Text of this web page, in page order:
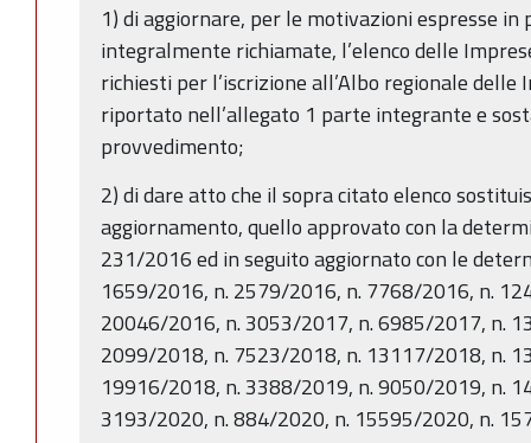
1) di aggiornare, per le motivazioni espresse in
integralmente richiamate, l’elenco delle
richiesti per l’iscrizione all’Albo regionale delle
riportato nell’allegato 1 parte integrante e
provvedimento;
2) di dare atto che il sopra citato elenco
aggiornamento, quello approvato con la
231/2016 ed in seguito aggiornato con le
1659/2016, n. 2579/2016, n. 7768/2016, n.
20046/2016, n. 3053/2017, n. 6985/2017, n.
2099/2018, n. 7523/2018, n. 13117/2018, n.
19916/2018, n. 3388/2019, n. 9050/2019, n.
3193/2020, n. 884/2020, n. 15595/2020, n.